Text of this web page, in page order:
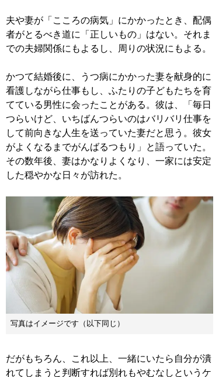
夫や妻が「こころの病気」にかかったとき、配偶
者がとるべき道に「正しいもの」はない。それま
での夫婦関係にもよるし、周りの状況にもよる。
かつて結婚後に、うつ病にかかった妻を献身的に
看護しながら仕事もし、ふたりの子どもたちを育
てている男性に会ったことがある。彼は、「毎日
つらいけど、いちばんつらいのはバリバリ仕事を
して前向きな人生を送っていた妻だと思う。彼女
がよくなるまでがんばるつもり」と語っていた。
その数年後、妻はかなりよくなり、一家には安定
した穏やかな日々が訪れた。
写真はイメージです（以下同じ）
だがもちろん、これ以上、一緒にいたら自分が潰
れてしまうと判断すれば別れもやむなしというケ